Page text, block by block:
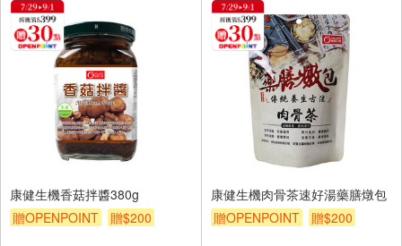
康健生機香菇拌醬380g
贈OPENPOINT
贈$200
康健生機肉骨茶速好湯藥膳燉包
贈OPENPOINT
贈$200